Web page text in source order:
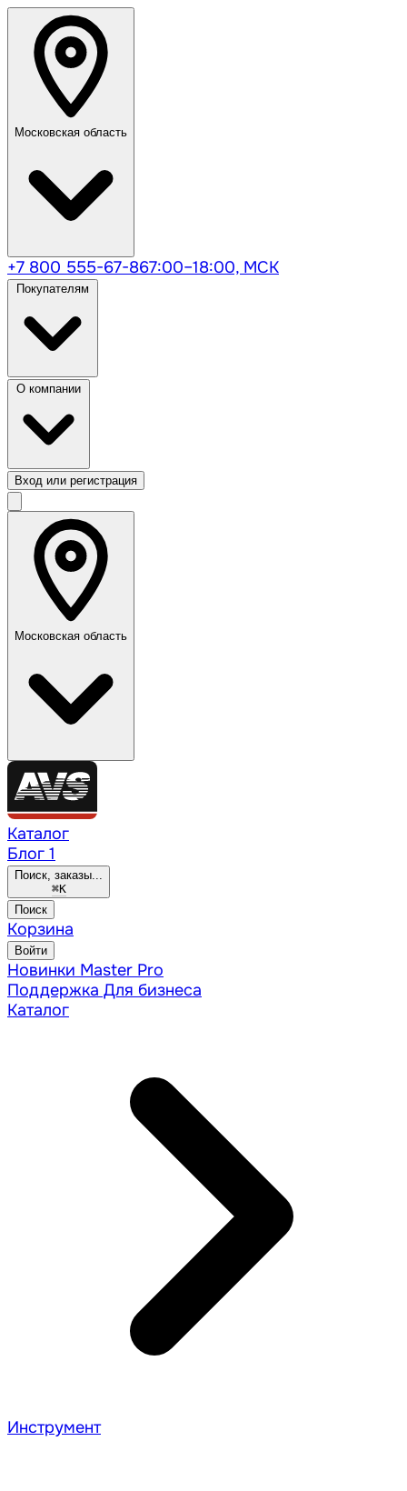
Московская область
+7 800 555-67-867:00–18:00, МСК
Вход или регистрация
Московская область
Каталог
Блог 1
Поиск, заказы...
⌘K
Поиск
Корзина
Войти
Новинки Master Pro
Поддержка Для бизнеса
Каталог
Инструмент